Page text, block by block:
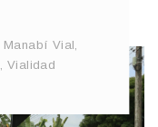
Manabí Vial,
, Vialidad